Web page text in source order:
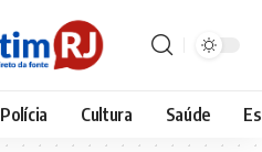
Polícia Cultura Saúde